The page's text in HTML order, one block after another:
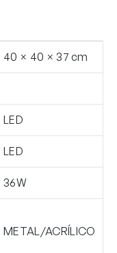
40 × 40 × 37 cm
LED
LED
36W
METAL/ACRÍLICO